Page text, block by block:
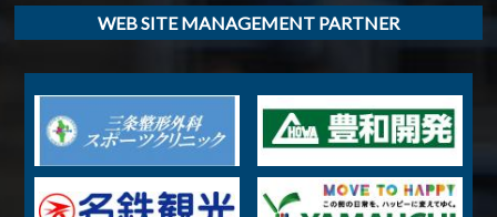
WEB SITE MANAGEMENT PARTNER